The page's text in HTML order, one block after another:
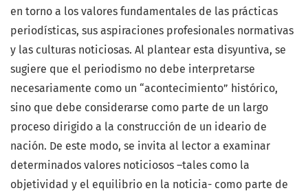
en torno a los valores fundamentales de las prácticas
periodísticas, sus aspiraciones profesionales normativas
y las culturas noticiosas. Al plantear esta disyuntiva, se
sugiere que el periodismo no debe interpretarse
necesariamente como un “acontecimiento” histórico,
sino que debe considerarse como parte de un largo
proceso dirigido a la construcción de un ideario de
nación. De este modo, se invita al lector a examinar
determinados valores noticiosos –tales como la
objetividad y el equilibrio en la noticia- como parte de